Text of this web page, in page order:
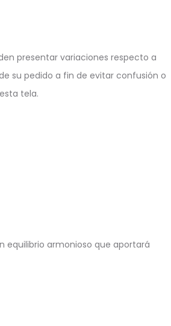
presentar variaciones respecto a
su pedido a fin de evitar confusión o
tela.
equilibrio armonioso que aportará